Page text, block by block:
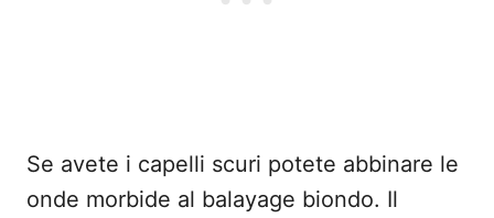
Se avete i capelli scuri potete abbinare le
onde morbide al balayage biondo. Il